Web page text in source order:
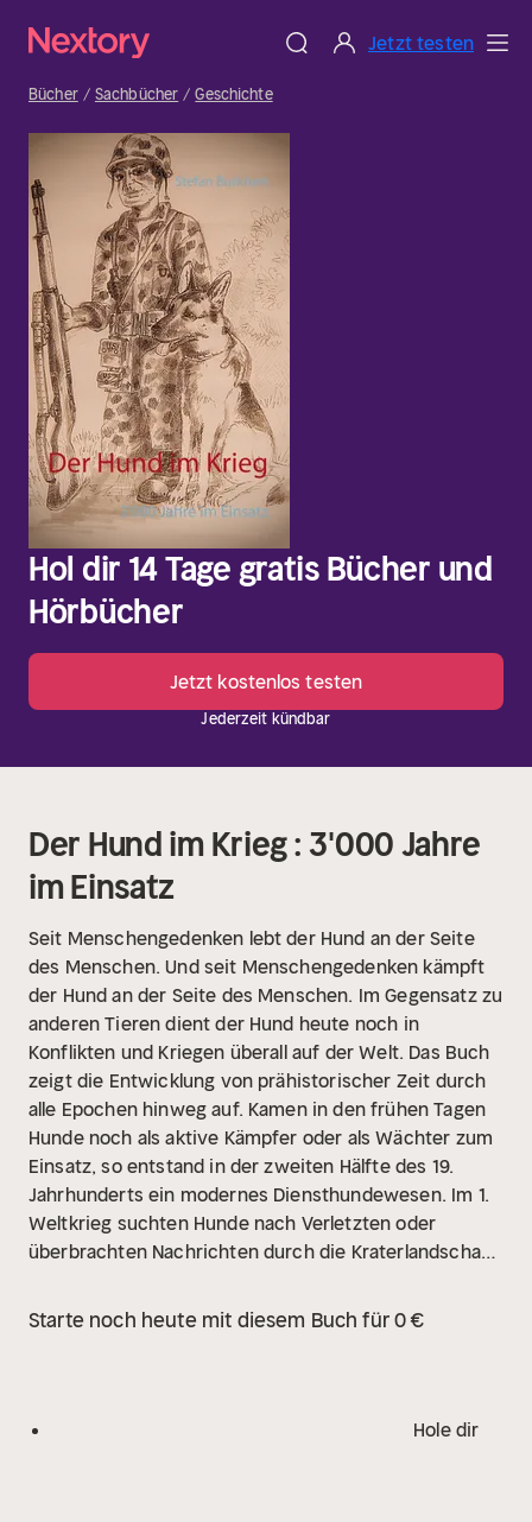
Jetzt testen
Bücher Sachbücher Geschichte
Hol dir 14 Tage gratis Bücher und
Hörbücher
Jetzt kostenlos testen
Jederzeit kündbar
Der Hund im Krieg : 3'000 Jahre
im Einsatz
Seit Menschengedenken lebt der Hund an der Seite
des Menschen. Und seit Menschengedenken kämpft
der Hund an der Seite des Menschen. Im Gegensatz zu
anderen Tieren dient der Hund heute noch in
Konflikten und Kriegen überall auf der Welt. Das Buch
zeigt die Entwicklung von prähistorischer Zeit durch
alle Epochen hinweg auf. Kamen in den frühen Tagen
Hunde noch als aktive Kämpfer oder als Wächter zum
Einsatz, so entstand in der zweiten Hälfte des 19.
Jahrhunderts ein modernes Diensthundewesen. Im 1.
Weltkrieg suchten Hunde nach Verletzten oder
überbrachten Nachrichten durch die Kraterlandschaft
ausgebildete Hunde Patrouillen, spürten Feinde auf
Intensitätsniveau eine Nützlichkeit wie kaum zuvor.
Starte noch heute mit diesem Buch für 0 €
Hole dir